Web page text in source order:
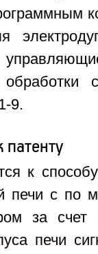
9.
к
печи с по
за счет
печи